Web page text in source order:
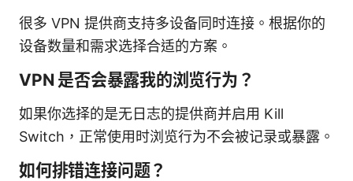
很多 VPN 提供商支持多设备同时连接。根据你的
设备数量和需求选择合适的方案。
VPN 是否会暴露我的浏览行为？
如果你选择的是无日志的提供商并启用 Kill
Switch，正常使用时浏览行为不会被记录或暴露。
如何排错连接问题？